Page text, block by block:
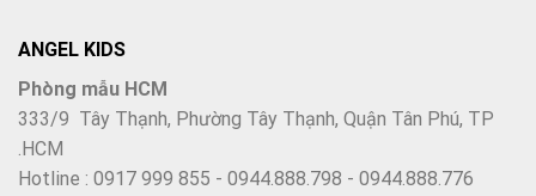
vừa tiện, bé học không chán, mẹ không nhắc
Giá sách thông minh: mọi thứ nằm trong tầm tay
Đi học mà cứ phải cúi cúi lục tìm sách, tập, bút… thì học đâu
có vô đầu. Chiếc giá sách đi kèm giúp con sắp xếp mọi thứ
ngay ngắn, dễ lấy, lại tạo thói quen ngăn nắp từ bé.
ANGEL KIDS
Phòng mẫu HCM
333/9 Tây Thạnh, Phường Tây Thạnh, Quận Tân Phú, TP
.HCM
Hotline : 0917 999 855 - 0944.888.798 - 0944.888.776